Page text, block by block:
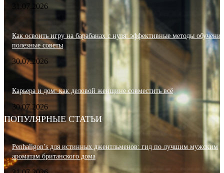
31.07.2026
Как освоить игру на барабанах с нуля: эффективные методы
полезные советы
30.07.2026
Карьера и дом: как деловой женщине совместить всё
30.07.2026
ПОПУЛЯРНЫЕ СТАТЬИ
Penhaligon’s для истинных джентльменов: гид по лучшим мужским
ароматам британского дома